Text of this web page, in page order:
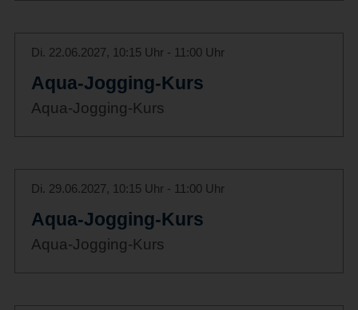
Di. 22.06.2027, 10:15 Uhr - 11:00 Uhr
Aqua-Jogging-Kurs
Aqua-Jogging-Kurs
Di. 29.06.2027, 10:15 Uhr - 11:00 Uhr
Aqua-Jogging-Kurs
Aqua-Jogging-Kurs